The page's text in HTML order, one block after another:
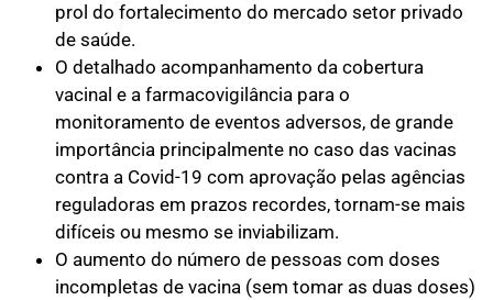
prol do fortalecimento do mercado setor privado
de saúde.
O detalhado acompanhamento da cobertura
vacinal e a farmacovigilância para o
monitoramento de eventos adversos, de grande
importância principalmente no caso das vacinas
contra a Covid-19 com aprovação pelas agências
reguladoras em prazos recordes, tornam-se mais
difíceis ou mesmo se inviabilizam.
O aumento do número de pessoas com doses
incompletas de vacina (sem tomar as duas doses)